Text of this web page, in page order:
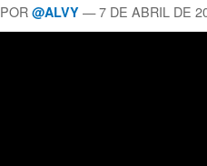
POR @ALVY —7 DE ABRIL DE